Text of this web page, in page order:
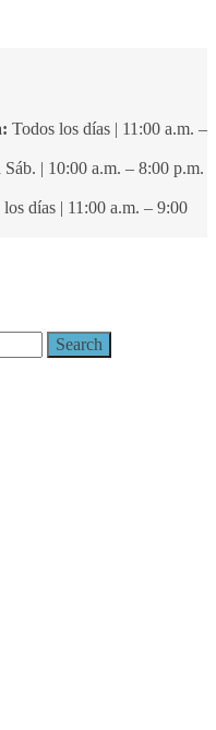
Todos los días | 11:00 a.m. –
| 10:00 a.m. – 8:00 p.m.
los días | 11:00 a.m. – 9:00
Search
Search